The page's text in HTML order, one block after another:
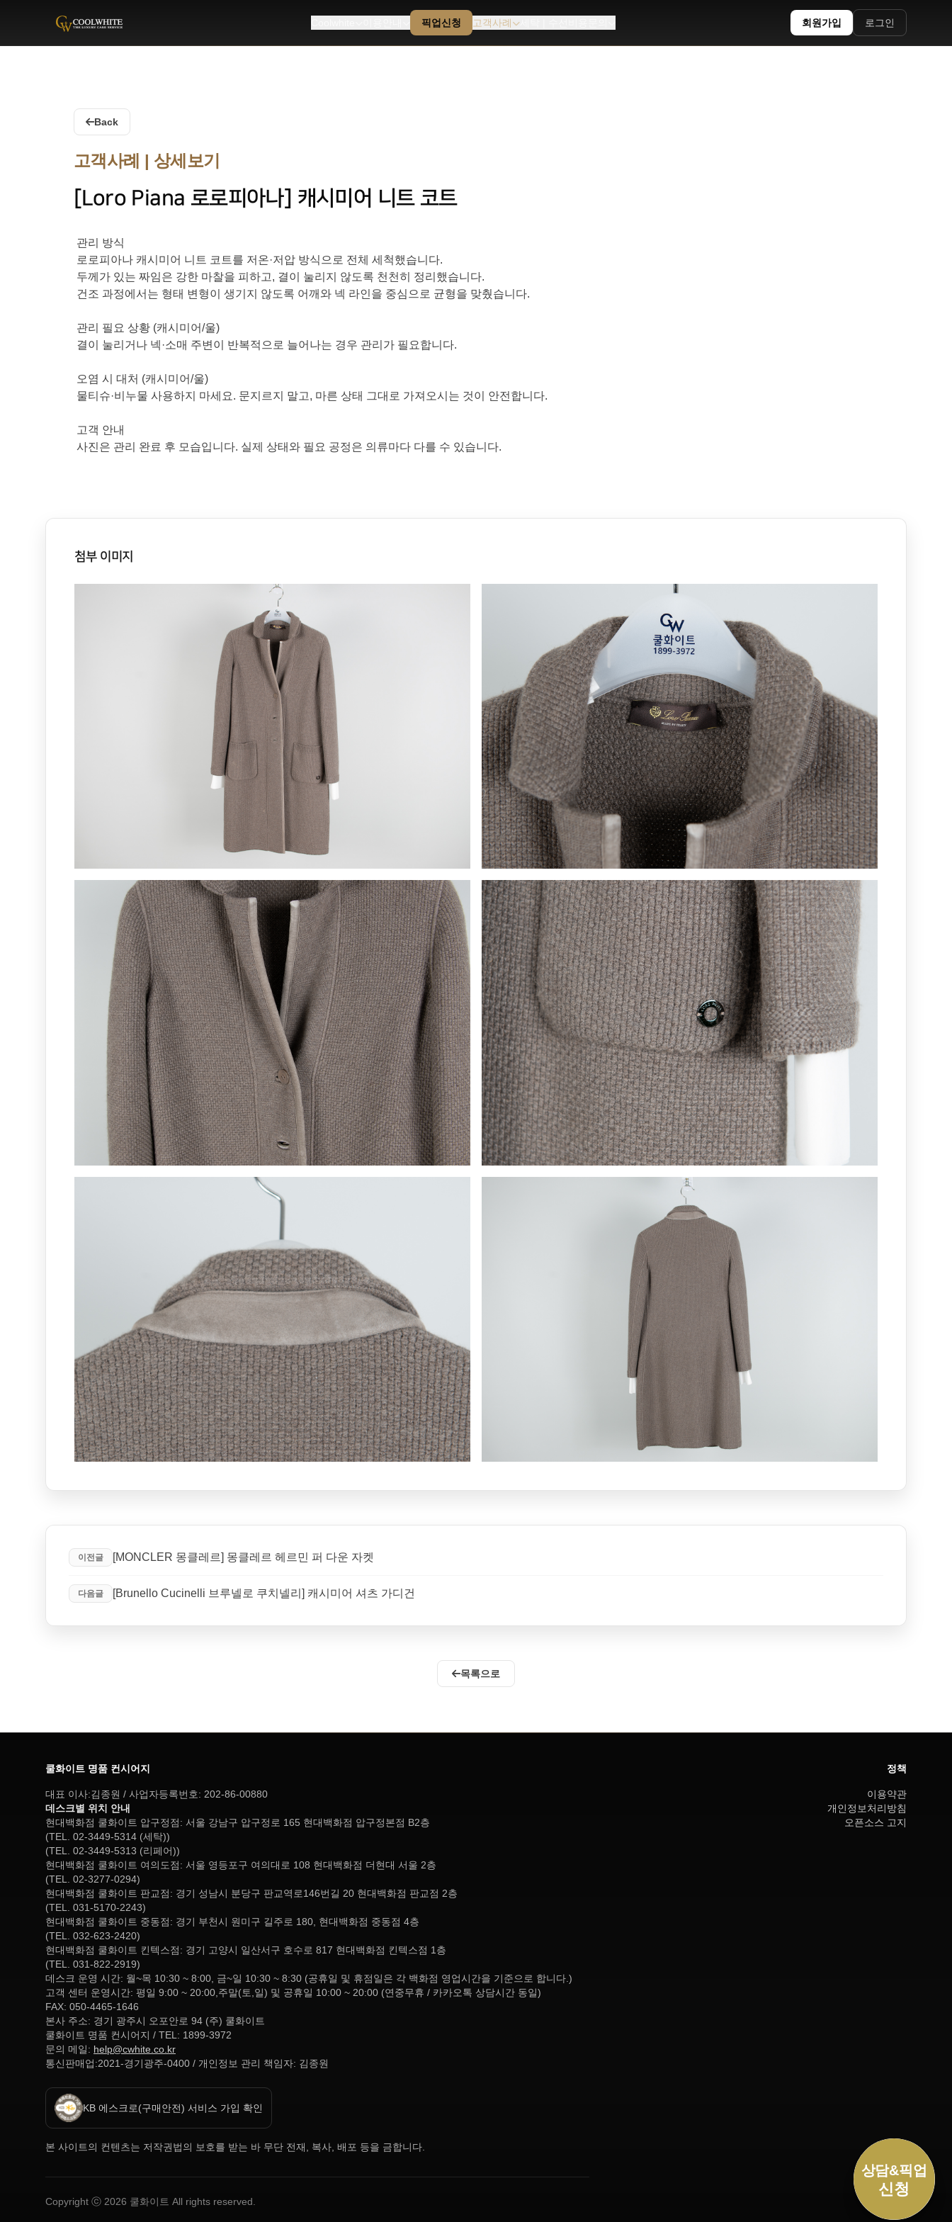
Coolwhite
픽업신청 고객사례 회원가입 로그인
Back
고객사례 | 상세보기
[Loro Piana 로로피아나] 캐시미어 니트 코트
관리 방식
로로피아나 캐시미어 니트 코트를 저온·저압 방식으로 전체 세척했습니다.
두께가 있는 짜임은 강한 마찰을 피하고, 결이 눌리지 않도록 천천히 정리했습니다.
건조 과정에서는 형태 변형이 생기지 않도록 어깨와 넥 라인을 중심으로 균형을 맞췄습니다.
관리 필요 상황 (캐시미어/울)
결이 눌리거나 넥·소매 주변이 반복적으로 늘어나는 경우 관리가 필요합니다.
오염 시 대처 (캐시미어/울)
물티슈·비누물 사용하지 마세요. 문지르지 말고, 마른 상태 그대로 가져오시는 것이 안전합니다.
고객 안내
사진은 관리 완료 후 모습입니다. 실제 상태와 필요 공정은 의류마다 다를 수 있습니다.
첨부 이미지
이전글 [MONCLER 몽클레르] 몽클레르 헤르민 퍼 다운 자켓
다음글 [Brunello Cucinelli 브루넬로 쿠치넬리] 캐시미어 셔츠 가디건
목록으로
쿨화이트 명품 컨시어지
대표 이사:김종원 / 사업자등록번호: 202-86-00880
데스크별 위치 안내
현대백화점 쿨화이트 압구정점: 서울 강남구 압구정로 165 현대백화점 압구정본점 B2층
(TEL. 02-3449-5314 (세탁))
(TEL. 02-3449-5313 (리페어))
현대백화점 쿨화이트 여의도점: 서울 영등포구 여의대로 108 현대백화점 더현대 서울 2층
(TEL. 02-3277-0294)
현대백화점 쿨화이트 판교점: 경기 성남시 분당구 판교역로146번길 20 현대백화점 판교점 2층
(TEL. 031-5170-2243)
현대백화점 쿨화이트 중동점: 경기 부천시 원미구 길주로 180, 현대백화점 중동점 4층
(TEL. 032-623-2420)
현대백화점 쿨화이트 킨텍스점: 경기 고양시 일산서구 호수로 817 현대백화점 킨텍스점 1층
(TEL. 031-822-2919)
데스크 운영 시간: 월~목 10:30 ~ 8:00, 금~일 10:30 ~ 8:30 (공휴일 및 휴점일은 각 백화점 영업시간을 기준으로 합니다.)
고객 센터 운영시간: 평일 9:00 ~ 20:00,주말(토,일) 및 공휴일 10:00 ~ 20:00 (연중무휴 / 카카오톡 상담시간 동일)
FAX: 050-4465-1646
본사 주소: 경기 광주시 오포안로 94 (주) 쿨화이트
쿨화이트 명품 컨시어지 / TEL: 1899-3972
문의 메일: help@cwhite.co.kr
통신판매업:2021-경기광주-0400 / 개인정보 관리 책임자: 김종원
KB 에스크로(구매안전) 서비스 가입 확인
본 사이트의 컨텐츠는 저작권법의 보호를 받는 바 무단 전재, 복사, 배포 등을 금합니다.
Copyright ⓒ 2026 쿨화이트 All rights reserved.
정책
이용약관
개인정보처리방침
오픈소스 고지